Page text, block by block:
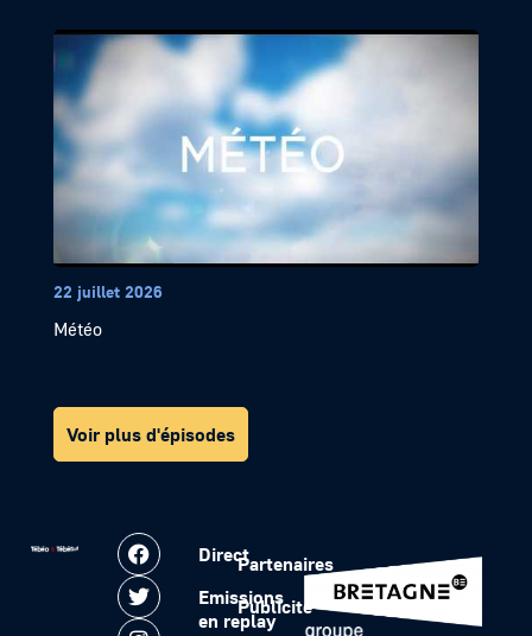
22 juillet 2026
Météo
Voir plus d'épisodes
Direct
Emissions
en replay
Partenaires
Publicité